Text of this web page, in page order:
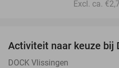
Excl. ca.
Activiteit naar keuze bij
DOCK Vlissingen